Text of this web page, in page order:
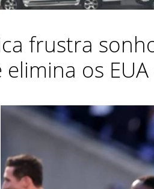
frustra
elimina os